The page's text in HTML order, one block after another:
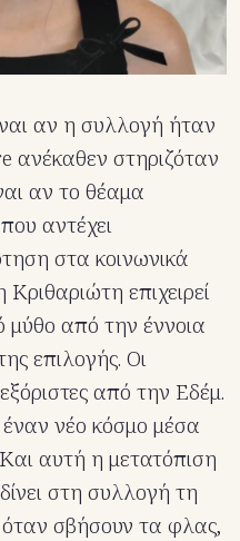
αν η συλλογή ήταν
ανέκαθεν στηριζόταν
αν το θέαμα
αντέχει
στα κοινωνικά
επιχειρεί
μύθο από την έννοια
επιλογής. Οι
από την Εδέμ.
νέο κόσμο μέσα
αυτή η μετατόπιση
στη συλλογή τη
όταν σβήσουν τα φλας,